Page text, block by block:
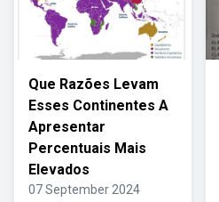
Que Razões Levam
Esses Continentes A
Apresentar
Percentuais Mais
Elevados
07 September 2024